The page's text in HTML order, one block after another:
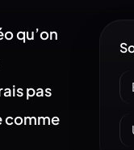
qu’on
pas
comme